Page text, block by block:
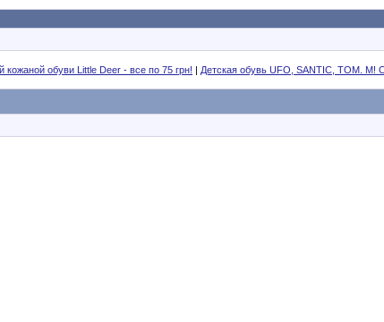
кожаной обуви Little Deer - все по 75 грн! | Детская обувь UFO, SANTIC, ТОМ. М!